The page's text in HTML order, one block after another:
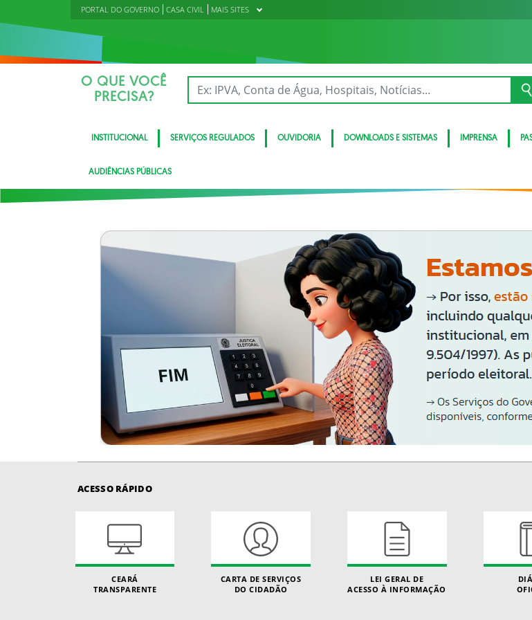
PORTAL DO GOVERNO CASA CIVIL MAIS SITES
O QUE VOCÊ
PRECISA?
INSTITUCIONAL SERVIÇOS REGULADOS OUVIDORIA DOWNLOADS E SISTEMAS IMPRENSA
AUDIÊNCIAS PÚBLICAS
ACESSO RÁPIDO
CEARÁ
TRANSPARENTE
CARTA DE SERVIÇOS
DO CIDADÃO
LEI GERAL DE
ACESSO À INFORMAÇÃO